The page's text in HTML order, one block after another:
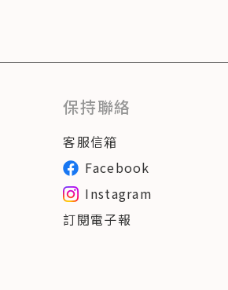
保持聯絡
客服信箱
Facebook
Instagram
訂閱電子報